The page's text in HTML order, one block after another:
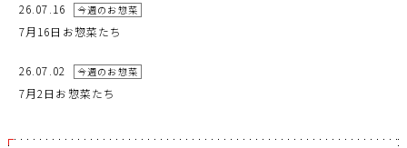
26.07.16 今週のお惣菜
7月16日お惣菜たち
26.07.02 今週のお惣菜
7月2日お惣菜たち